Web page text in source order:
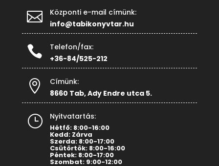

Központi e-mail címünk:
info@tabikonyvtar.hu

Telefon/fax:
+36-84/525-212

Címünk:
8660 Tab, Ady Endre utca 5.
} Nyitvatartás:
Hétfő: 8:00-16:00
Kedd: Zárva
Szerda: 8:00-17:00
Csütörtök: 8:00-16:00
Péntek: 8:00-17:00
Szombat: 9:00-12:00